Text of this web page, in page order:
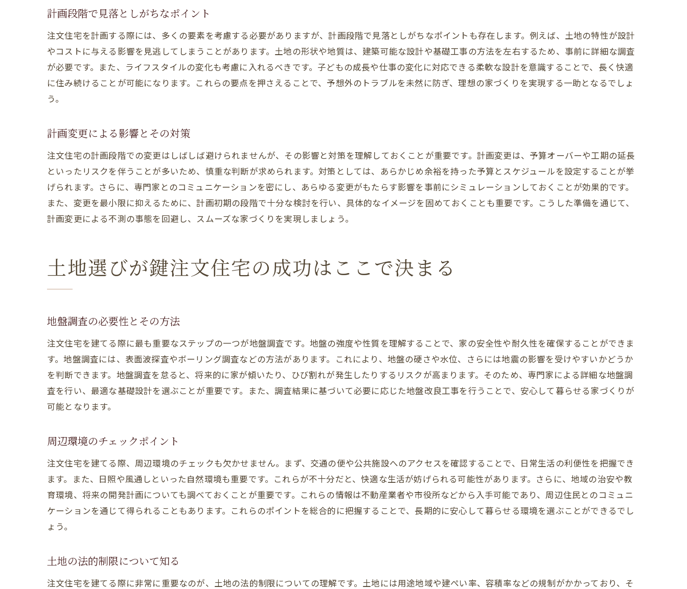
施工前に確認すべき重要事項
工事中の品質管理のポイント
引き渡し時の最終確認項目
成功事例に見る共通点
成功者が重視したポイントとは
実際の家づくり経験談
家族全員の意見を取り入れる方法
注文住宅購入者が語る実体験とその学び
家づくりで得た貴重な教訓
購入者が直面した課題とその克服法
成功体験をシェアする重要性
計画段階で見落としがちなポイント
注文住宅を計画する際には、多くの要素を考慮する必要がありますが、計画段階で見落としがちなポイントも存在します。例えば、土地の特性が設計
やコストに与える影響を見逃してしまうことがあります。土地の形状や地質は、建築可能な設計や基礎工事の方法を左右するため、事前に詳細な調査
が必要です。また、ライフスタイルの変化も考慮に入れるべきです。子どもの成長や仕事の変化に対応できる柔軟な設計を意識することで、長く快適
に住み続けることが可能になります。これらの要点を押さえることで、予想外のトラブルを未然に防ぎ、理想の家づくりを実現する一助となるでしょ
う。
計画変更による影響とその対策
注文住宅の計画段階での変更はしばしば避けられませんが、その影響と対策を理解しておくことが重要です。計画変更は、予算オーバーや工期の延長
といったリスクを伴うことが多いため、慎重な判断が求められます。対策としては、あらかじめ余裕を持った予算とスケジュールを設定することが挙
げられます。さらに、専門家とのコミュニケーションを密にし、あらゆる変更がもたらす影響を事前にシミュレーションしておくことが効果的です。
また、変更を最小限に抑えるために、計画初期の段階で十分な検討を行い、具体的なイメージを固めておくことも重要です。こうした準備を通じて、
計画変更による不測の事態を回避し、スムーズな家づくりを実現しましょう。
土地選びが鍵注文住宅の成功はここで決まる
地盤調査の必要性とその方法
注文住宅を建てる際に最も重要なステップの一つが地盤調査です。地盤の強度や性質を理解することで、家の安全性や耐久性を確保することができま
す。地盤調査には、表面波探査やボーリング調査などの方法があります。これにより、地盤の硬さや水位、さらには地震の影響を受けやすいかどうか
を判断できます。地盤調査を怠ると、将来的に家が傾いたり、ひび割れが発生したりするリスクが高まります。そのため、専門家による詳細な地盤調
査を行い、最適な基礎設計を選ぶことが重要です。また、調査結果に基づいて必要に応じた地盤改良工事を行うことで、安心して暮らせる家づくりが
可能となります。
周辺環境のチェックポイント
注文住宅を建てる際、周辺環境のチェックも欠かせません。まず、交通の便や公共施設へのアクセスを確認することで、日常生活の利便性を把握でき
ます。また、日照や風通しといった自然環境も重要です。これらが不十分だと、快適な生活が妨げられる可能性があります。さらに、地域の治安や教
育環境、将来の開発計画についても調べておくことが重要です。これらの情報は不動産業者や市役所などから入手可能であり、周辺住民とのコミュニ
ケーションを通じて得られることもあります。これらのポイントを総合的に把握することで、長期的に安心して暮らせる環境を選ぶことができるでし
ょう。
土地の法的制限について知る
注文住宅を建てる際に非常に重要なのが、土地の法的制限についての理解です。土地には用途地域や建ぺい率、容積率などの規制がかかっており、そ